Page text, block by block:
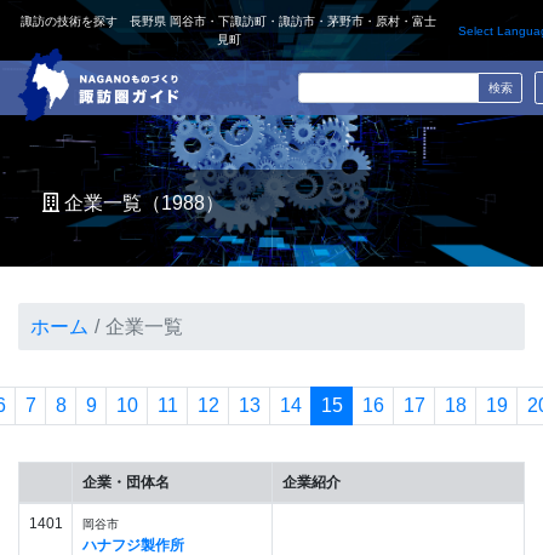
諏訪の技術を探す 長野県 岡谷市・下諏訪町・諏訪市・茅野市・原村・富士
見町
Select
企業一覧（1988）
ホーム 企業一覧
7 8 9 10 11 12 13 14 15 16 17 18 19
企業・団体名 企業紹介
1401 岡谷市
ハナフジ製作所